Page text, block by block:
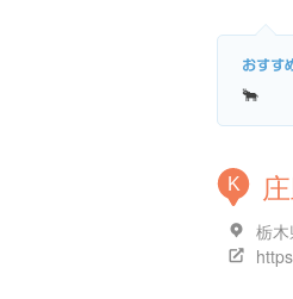
🐂
K
栃